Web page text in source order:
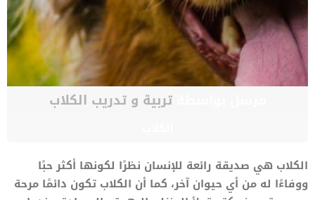
مرسل بواسطةتربية و تدريب الكلاب
الكلاب هي صديقة رائعة للإنسان نظرًا لكونها أكثر حبًا
ووفاءًا له من أي حيوان آخر، كما أن الكلاب تكون دائمًا مرحة